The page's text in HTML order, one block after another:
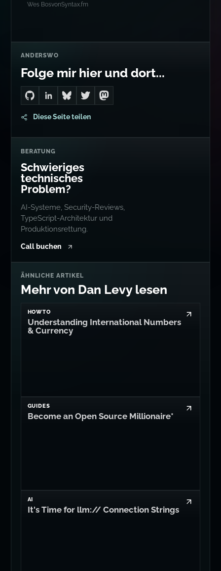
Wes BosvonSyntax.fm
ANDERSWO
Folge mir hier und dort...
Go to Dan's GitHub
Connect with me on LinkedIn
Follow me on Bluesky
Follow me on Twitter
Follow me on Mastodon
Diese Seite teilen
BERATUNG
Schwieriges
technisches
Problem?
AI-Systeme, Security-Reviews,
TypeScript-Architektur und
Produktionsrettung.
Call buchen
ÄHNLICHE ARTIKEL
Mehr von Dan Levy lesen
HOWTO
Understanding International Numbers
& Currency
GUIDES
Become an Open Source Millionaire*
AI
It's Time for llm:// Connection Strings